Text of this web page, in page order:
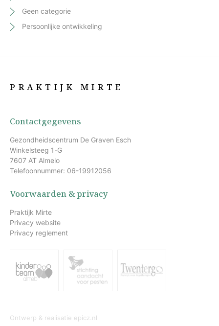
Geen categorie
Persoonlijke ontwikkeling
PRAKTIJK MIRTE
Contactgegevens
Gezondheidscentrum De Graven Esch
Winkelsteeg 1-G
7607 AT Almelo
Telefoonnummer: 06-19912056
Voorwaarden & privacy
Praktijk Mirte
Privacy website
Privacy reglement
Ontwerp & realisatie epicz.nl